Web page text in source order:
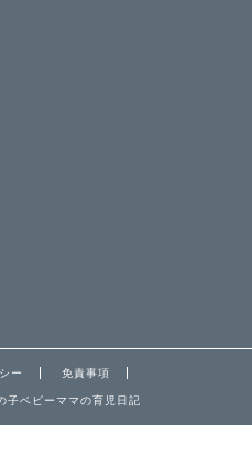
ー 免責事項
ベビーママの育児日記